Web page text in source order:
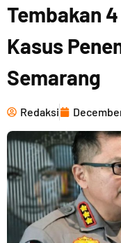
Tembakan
Kasus
Semarang
Redaksi